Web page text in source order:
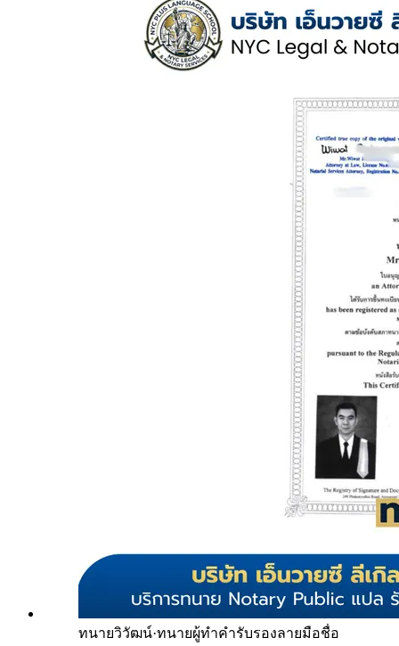
ทนายวิวัฒน์·ทนายผู้ทำคำรับรองลายมือชื่อ